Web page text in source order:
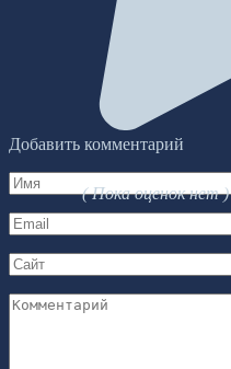
( Пока оценок нет )
Добавить комментарий
Имя
*
Email
*
Сайт
Комментарий